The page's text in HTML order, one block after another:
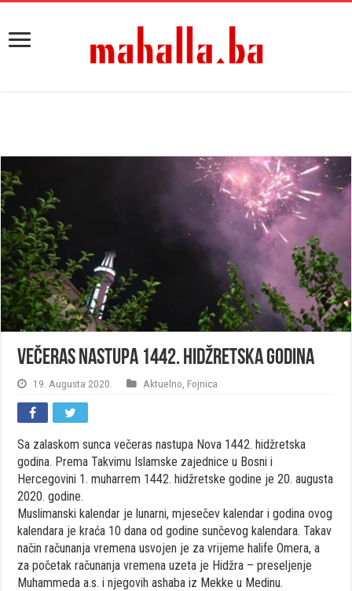
Večeras nastupa 1442. Hidžretska godina
19. Augusta 2020. Aktuelno Fojnica
Sa zalaskom sunca večeras nastupa Nova 1442. hidžretska
godina. Prema Takvimu Islamske zajednice u Bosni i
Hercegovini 1. muharrem 1442. hidžretske godine je 20. augusta
2020. godine.
Muslimanski kalendar je lunarni, mjesečev kalendar i godina ovog
kalendara je kraća 10 dana od godine sunčevog kalendara. Takav
način računanja vremena usvojen je za vrijeme halife Omera, a
za početak računanja vremena uzeta je Hidžra – preseljenje
Muhammeda a.s. i njegovih ashaba iz Mekke u Medinu.